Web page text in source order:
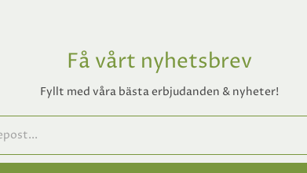
Få vårt nyhetsbrev
Fyllt med våra bästa erbjudanden & nyheter!